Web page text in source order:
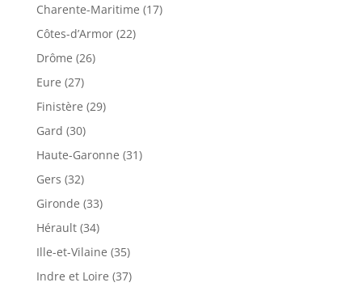
Charente-Maritime (17)
Côtes-d’Armor (22)
Drôme (26)
Eure (27)
Finistère (29)
Gard (30)
Haute-Garonne (31)
Gers (32)
Gironde (33)
Hérault (34)
Ille-et-Vilaine (35)
Indre et Loire (37)